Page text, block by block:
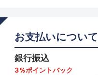
お支払いについて
銀行振込
3％ポイントバック